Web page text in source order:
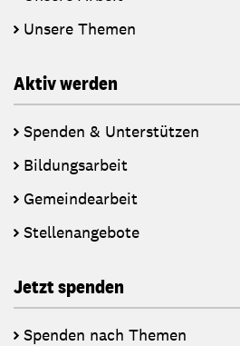
Unsere Themen
Aktiv werden
Spenden & Unterstützen
Bildungsarbeit
Gemeindearbeit
Stellenangebote
Jetzt spenden
Spenden nach Themen